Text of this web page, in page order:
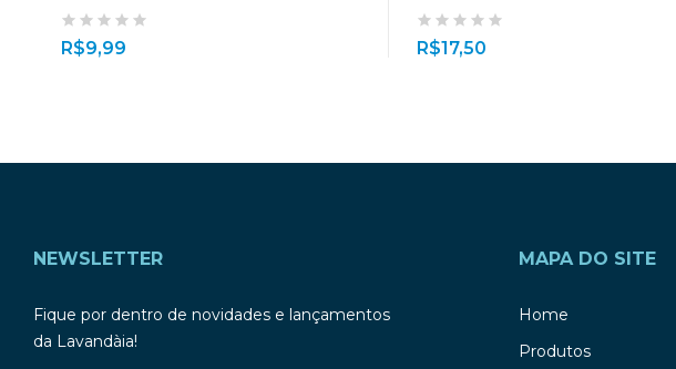
R$9,99 R$17,50
NEWSLETTER
Fique por dentro de novidades e lançamentos
da Lavandàia!
MAPA DO SITE
Home
Produtos